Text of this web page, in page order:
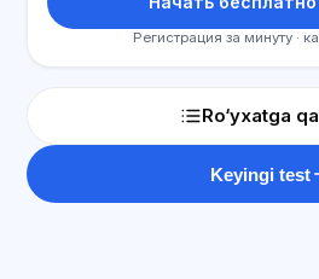
Регистрация за минуту ·
Ro‘yxatga
Keyingi test